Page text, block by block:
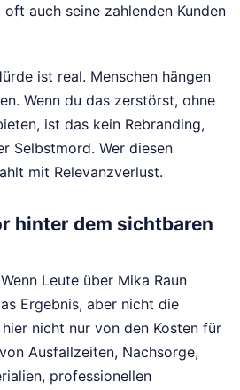
auch seine zahlenden Kunden
ist real. Menschen hängen
Wenn du das zerstörst, ohne
ist das kein Rebranding,
Selbstmord. Wer diesen
mit Relevanzverlust.
hinter dem sichtbaren
Leute über Mika Raun
Ergebnis, aber nicht die
nicht nur von den Kosten für
Ausfallzeiten, Nachsorge,
professionellen